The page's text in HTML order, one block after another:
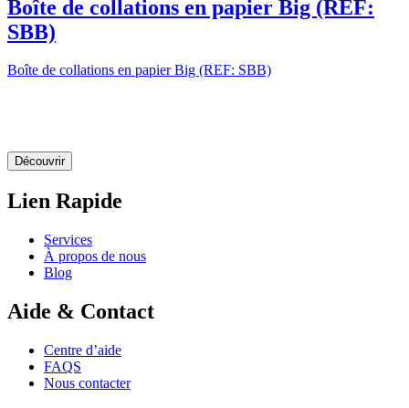
Boîte de collations en papier Big (REF:
SBB)
Boîte de collations en papier Big (REF: SBB)
Découvrir
Lien Rapide
Services
À propos de nous
Blog
Aide & Contact
Centre d’aide
FAQS
Nous contacter